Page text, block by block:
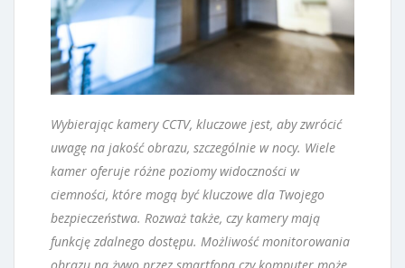
Wybierając kamery CCTV, kluczowe jest, aby zwrócić
uwagę na jakość obrazu, szczególnie w nocy. Wiele
kamer oferuje różne poziomy widoczności w
ciemności, które mogą być kluczowe dla Twojego
bezpieczeństwa. Rozważ także, czy kamery mają
funkcję zdalnego dostępu. Możliwość monitorowania